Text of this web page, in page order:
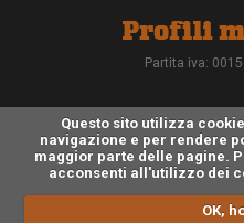
Partita iva:
Questo sito utilizza
navigazione e per rendere
maggior parte delle pagine.
acconsenti all'utilizzo dei
OK,